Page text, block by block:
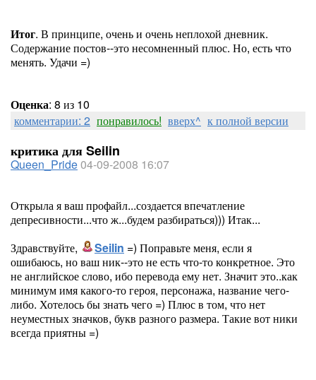
Итог. В принципе, очень и очень неплохой дневник.
Содержание постов--это несомненный плюс. Но, есть что
менять. Удачи =)
Оценка: 8 из 10
комментарии: 2 понравилось! вверх^ к полной версии
критика для Seilin
Queen_Pride04-09-2008 16:07
Открыла я ваш профайл...создается впечатление
депресивности...что ж...будем разбираться))) Итак...
Здравствуйте,
Seilin =) Поправьте меня, если я
ошибаюсь, но ваш ник--это не есть что-то конкретное. Это
не английское слово, ибо перевода ему нет. Значит это..как
минимум имя какого-то героя, персонажа, название чего-
либо. Хотелось бы знать чего =) Плюс в том, что нет
неуместных значков, букв разного размера. Такие вот ники
всегда приятны =)